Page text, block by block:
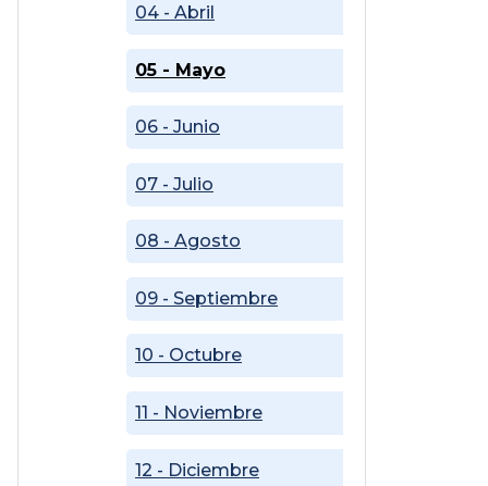
04 - Abril
05 - Mayo
06 - Junio
07 - Julio
08 - Agosto
09 - Septiembre
10 - Octubre
11 - Noviembre
12 - Diciembre